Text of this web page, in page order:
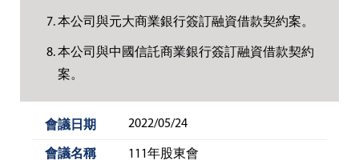
本公司與元大商業銀行簽訂融資借款契約案。
本公司與中國信託商業銀行簽訂融資借款契約
案。
2022/05/24
111年股東會